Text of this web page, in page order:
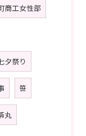
商工女性部
夕祭り
笹
丸